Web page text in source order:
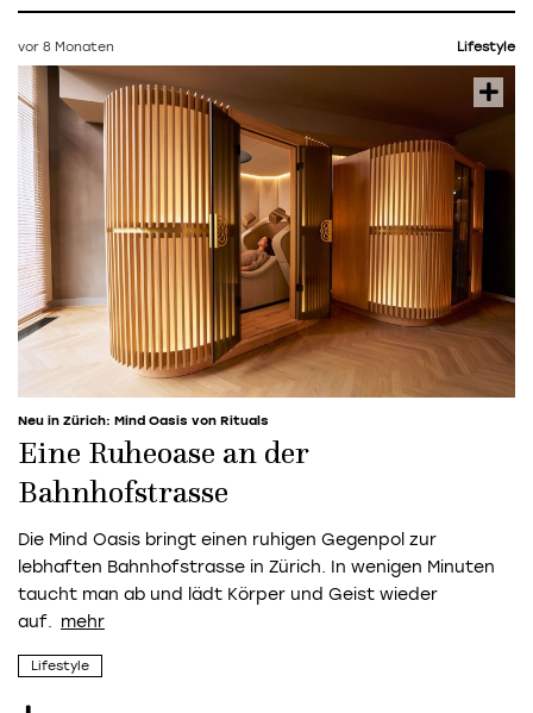
vor 8 Monaten Lifestyle
Neu in Zürich: Mind Oasis von Rituals
Eine Ruheoase an der
Bahnhofstrasse
Die Mind Oasis bringt einen ruhigen Gegenpol zur
lebhaften Bahnhofstrasse in Zürich. In wenigen Minuten
taucht man ab und lädt Körper und Geist wieder
auf.
Lifestyle